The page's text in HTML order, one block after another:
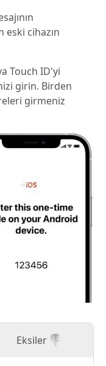
eski cihazın
Touch ID'yi
girin. Birden
girmeniz
Eksiler